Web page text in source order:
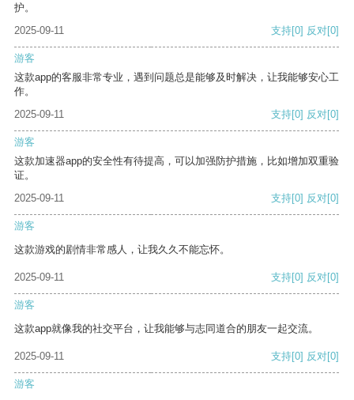
护。
2025-09-11
支持[0] 反对[0]
游客
这款app的客服非常专业，遇到问题总是能够及时解决，让我能够安心工
作。
2025-09-11
支持[0] 反对[0]
游客
这款加速器app的安全性有待提高，可以加强防护措施，比如增加双重验
证。
2025-09-11
支持[0] 反对[0]
游客
这款游戏的剧情非常感人，让我久久不能忘怀。
2025-09-11 支持[0] 反对[0]
游客
这款app就像我的社交平台，让我能够与志同道合的朋友一起交流。
2025-09-11 支持[0] 反对[0]
游客